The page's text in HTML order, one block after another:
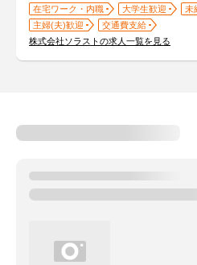
在宅ワーク・内職 大学生歓迎
未
主婦(夫)歓迎
交通費支給
株式会社ソラストの求人一覧を見る